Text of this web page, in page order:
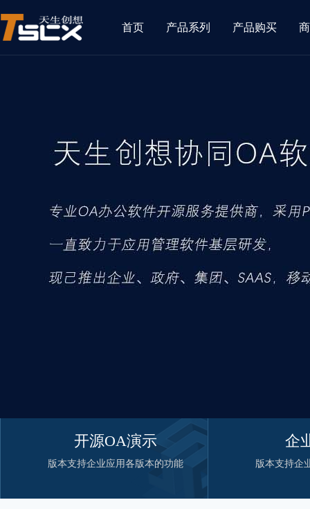
首页 产品系列 产品购买
开源OA演示
版本支持企业应用各版本的功能
企
版本支持企